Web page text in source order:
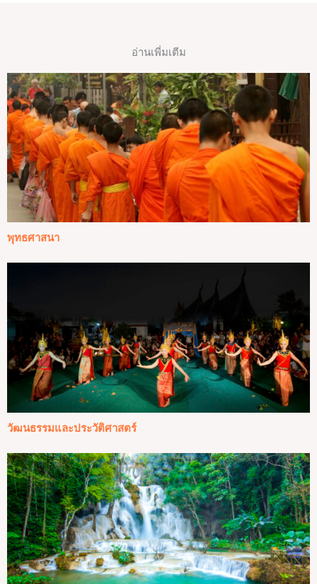
อ่านเพี่มเตีม
พุทธศาสนา
วัฒนธรรมและประวัติศาสตร์